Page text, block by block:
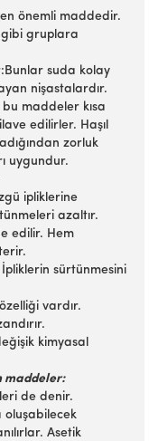
önemli maddedir.
gibi gruplara
suda kolay
nişastalardır.
bu maddeler kısa
ilave edilirler. Haşıl
zorluk
uygundur.
ipliklerine
azaltır.
edilir. Hem
İpliklerin sürtünmesini
vardır.
kimyasal
maddeler:
de denir.
oluşabilecek
Asetik